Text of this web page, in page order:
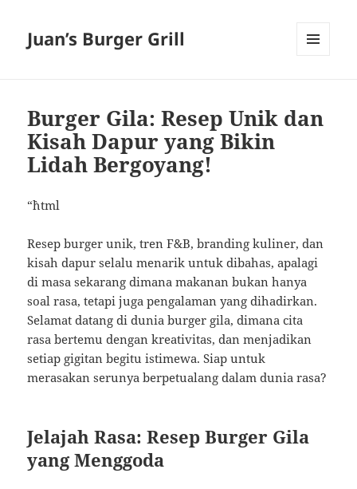
Juan’s Burger Grill
Burger Gila: Resep Unik dan
Kisah Dapur yang Bikin
Lidah Bergoyang!
“`html
Resep burger unik, tren F&B, branding kuliner, dan
kisah dapur selalu menarik untuk dibahas, apalagi
di masa sekarang dimana makanan bukan hanya
soal rasa, tetapi juga pengalaman yang dihadirkan.
Selamat datang di dunia burger gila, dimana cita
rasa bertemu dengan kreativitas, dan menjadikan
setiap gigitan begitu istimewa. Siap untuk
merasakan serunya berpetualang dalam dunia rasa?
Jelajah Rasa: Resep Burger Gila
yang Menggoda